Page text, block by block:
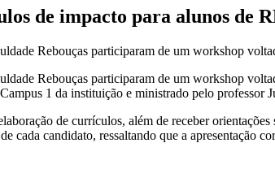
de impacto para alunos de
Rebouças participaram de um workshop
Rebouças participaram de um workshop
1 da instituição e ministrado pelo professor
de currículos, além de receber
cada candidato, ressaltando que a apresentação